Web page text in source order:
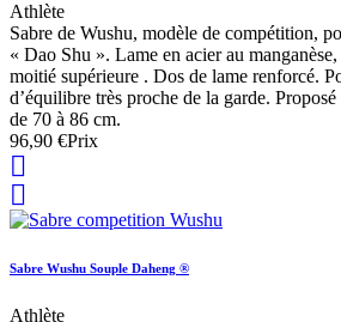
Athlète
Sabre de Wushu, modèle de compétition,
« Dao Shu ». Lame en acier au
moitié supérieure . Dos de lame renforcé.
d’équilibre très proche de la garde.
de 70 à 86 cm.
96,90 €Prix


Sabre Wushu Souple Daheng ®
Athlète